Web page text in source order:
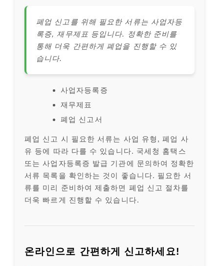
폐업 신고를 위해 필요한 서류는 사업자등
록증, 재무제표 등입니다. 정확한 준비를
통해 더욱 간편하게 폐업을 진행할 수 있
습니다.
사업자등록증
재무제표
폐업 신고서
폐업 신고 시 필요한 서류는 사업 유형, 폐업 사
유 등에 따라 다를 수 있습니다. 국세청 홈택스
또는 사업자등록증 발급 기관에 문의하여 정확한
서류 목록을 확인하는 것이 좋습니다. 필요한 서
류를 미리 준비하여 제출하면 폐업 신고 절차를
더욱 빠르게 진행할 수 있습니다.
온라인으로 간편하게 신고하세요!